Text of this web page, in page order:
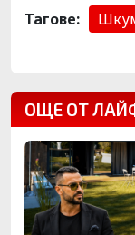
Тагове:
ОЩЕ ОТ